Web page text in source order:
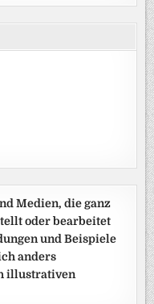
Medien, die ganz
oder bearbeitet
und Beispiele
anders
illustrativen